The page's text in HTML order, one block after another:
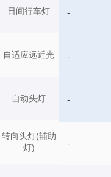
日间行车灯
自适应远近光
自动头灯
转向头灯(辅助
灯)
-
-
-
-